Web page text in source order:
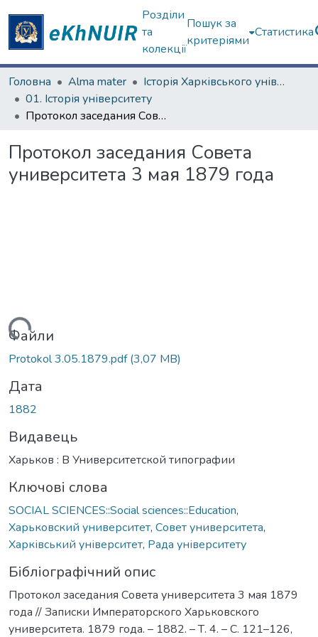
Розділи
та
колекції
Пошук за
критеріями
Статистика
Головна Alma mater
Історія Харківського університету
01. Історія університету
Протокол заседания Совета университета 3 мая 1879 года
Протокол заседания Совета
университета 3 мая 1879 года
Вантажиться...
Файли
Protokol 3.05.1879.pdf(3,07 MB)
Дата
1882
Видавець
Харьков : В Университетской типографии
Ключові слова
SOCIAL SCIENCES::Social sciences::Education,
Харьковский университет, Совет университета,
Харківський університет, Рада університету
Бібліографічний опис
Протокол заседания Совета университета 3 мая 1879
года // Записки Императорского Харьковского
университета. 1879 года. – 1882. – Т. 4. – С. 121–126,